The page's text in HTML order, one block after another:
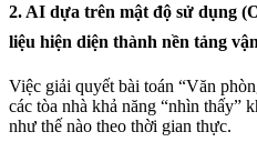
2. AI dựa trên mật độ sử dụng
liệu hiện diện thành nền tảng
Việc giải quyết bài toán “Văn
các tòa nhà khả năng “nhìn thấy”
như thế nào theo thời gian thực.